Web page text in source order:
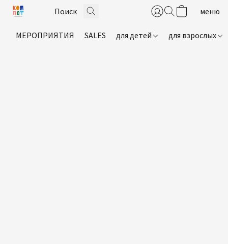
МЕРОПРИЯТИЯ SALES для детей для взрослых